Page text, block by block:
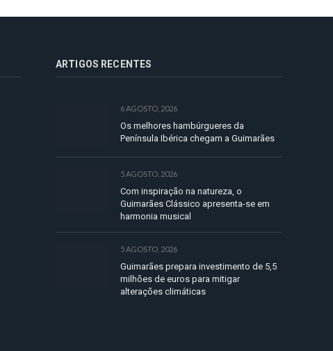
ARTIGOS RECENTES
6 AGOSTO, 2026
Os melhores hambúrgueres da
Península Ibérica chegam a Guimarães
5 AGOSTO, 2026
Com inspiração na natureza, o
Guimarães Clássico apresenta-se em
harmonia musical
5 AGOSTO, 2026
Guimarães prepara investimento de 5,5
milhões de euros para mitigar
alterações climáticas